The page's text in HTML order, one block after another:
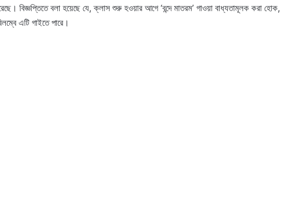
বিজ্ঞপ্তিতে বলা হয়েছে যে, ক্লাস শুরু হওয়ার আগে ‘বন্দে মাতরম’ গাওয়া বাধ্যতামূলক করা হোক,
এটি গাইতে পারে।